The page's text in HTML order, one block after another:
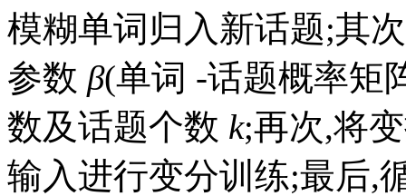
模糊单词归入新话题;其
参数 β(单词 -话题概率矩
数及话题个数 k;再次,将
输入进行变分训练;最后,